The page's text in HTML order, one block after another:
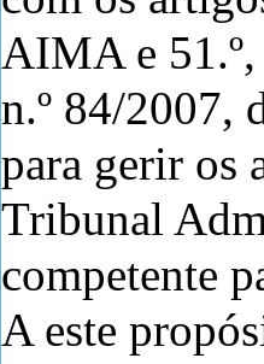
AIMA e 51.º,
n.º 84/2007,
para gerir os
Tribunal
competente
A este